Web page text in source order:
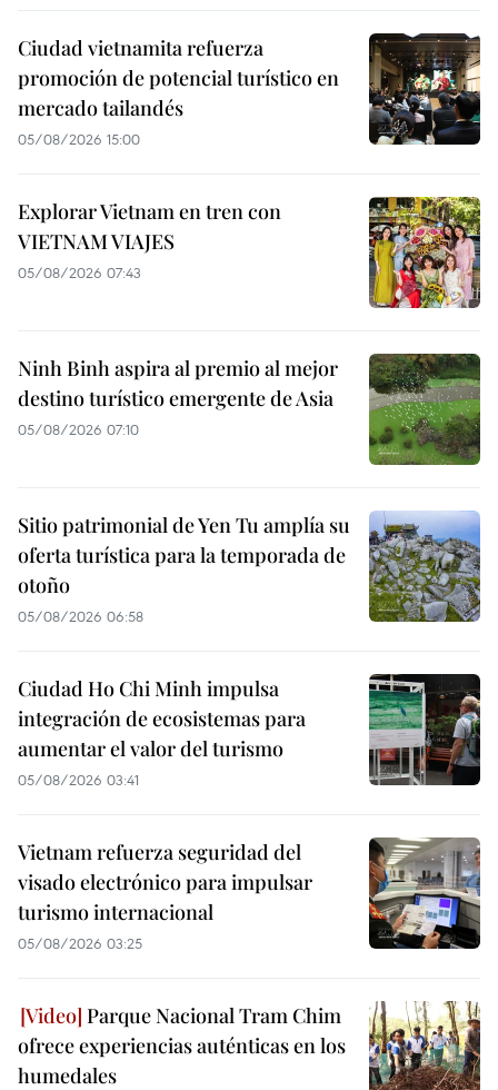
Ciudad vietnamita refuerza
promoción de potencial turístico en
mercado tailandés
05/08/2026 15:00
Explorar Vietnam en tren con
VIETNAM VIAJES
05/08/2026 07:43
Ninh Binh aspira al premio al mejor
destino turístico emergente de Asia
05/08/2026 07:10
Sitio patrimonial de Yen Tu amplía su
oferta turística para la temporada de
otoño
05/08/2026 06:58
Ciudad Ho Chi Minh impulsa
integración de ecosistemas para
aumentar el valor del turismo
05/08/2026 03:41
Vietnam refuerza seguridad del
visado electrónico para impulsar
turismo internacional
05/08/2026 03:25
Parque Nacional Tram Chim
ofrece experiencias auténticas en los
humedales